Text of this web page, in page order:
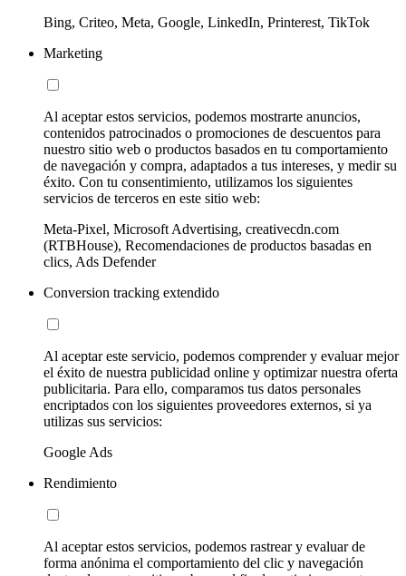
Bing, Criteo, Meta, Google, LinkedIn, Printerest, TikTok
Marketing
Al aceptar estos servicios, podemos mostrarte anuncios,
contenidos patrocinados o promociones de descuentos para
nuestro sitio web o productos basados en tu comportamiento
de navegación y compra, adaptados a tus intereses, y medir su
éxito. Con tu consentimiento, utilizamos los siguientes
servicios de terceros en este sitio web:
Meta-Pixel, Microsoft Advertising, creativecdn.com
(RTBHouse), Recomendaciones de productos basadas en
clics, Ads Defender
Conversion tracking extendido
Al aceptar este servicio, podemos comprender y evaluar mejor
el éxito de nuestra publicidad online y optimizar nuestra oferta
publicitaria. Para ello, comparamos tus datos personales
encriptados con los siguientes proveedores externos, si ya
utilizas sus servicios:
Google Ads
Rendimiento
Al aceptar estos servicios, podemos rastrear y evaluar de
forma anónima el comportamiento del clic y navegación